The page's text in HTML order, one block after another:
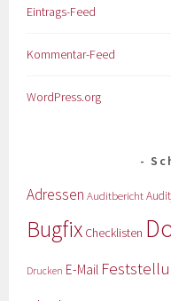
Eintrags-Feed
Kommentar-Feed
WordPress.org
Adressen Auditbericht
Bugfix Checklisten
Drucken E-Mail